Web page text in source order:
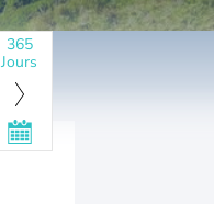
365
Jours